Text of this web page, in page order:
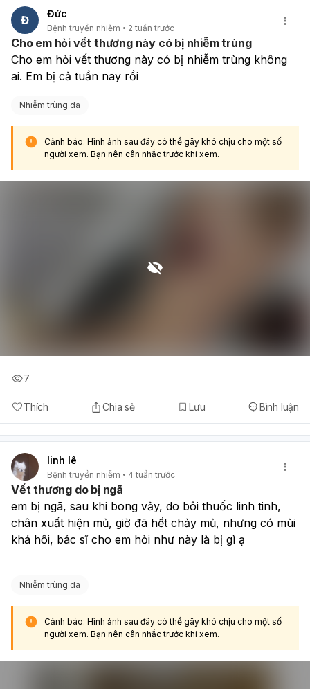
Đ Đức
Bệnh truyền nhiễm 2 tuần trước
Cho em hỏi vết thương này có bị nhiễm trùng
Cho em hỏi vết thương này có bị nhiễm trùng không
ai. Em bị cả tuần nay rồi
Nhiễm trùng da
Cảnh báo: Hình ảnh sau đây có thể gây khó chịu cho một số
người xem. Bạn nên cân nhắc trước khi xem.
Thích Chia sẻ Lưu Bình luận
7
linh lê
Bệnh truyền nhiễm 4 tuần trước
Vết thương do bị ngã
em bị ngã, sau khi bong vảy, do bôi thuốc linh tinh,
chân xuất hiện mủ, giờ đã hết chảy mủ, nhưng có mùi
khá hôi, bác sĩ cho em hỏi như này là bị gì ạ
Nhiễm trùng da
Cảnh báo: Hình ảnh sau đây có thể gây khó chịu cho một số
người xem. Bạn nên cân nhắc trước khi xem.